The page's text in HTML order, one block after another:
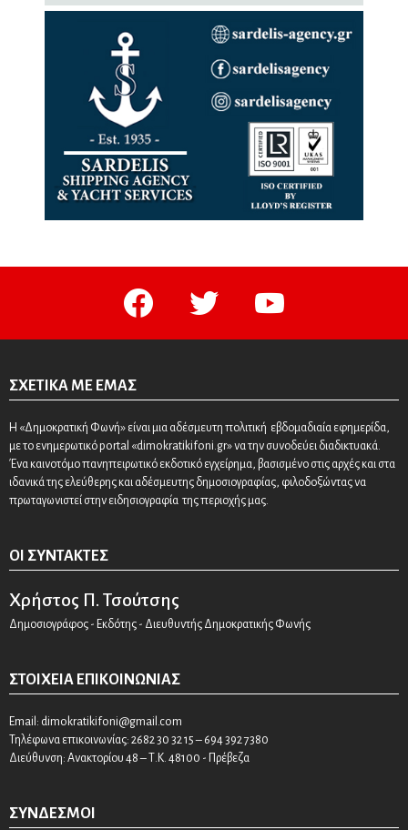
facebook twitter youtube
ΣΧΕΤΙΚΆ ΜΕ ΕΜΆΣ
Η «Δημοκρατική Φωνή» είναι μια αδέσμευτη πολιτική εβδομαδιαία εφημερίδα,
με το ενημερωτικό portal «dimokratikifoni.gr» να την συνοδεύει διαδικτυακά.
Ένα καινοτόμο πανηπειρωτικό εκδοτικό εγχείρημα, βασισμένο στις αρχές και στα
ιδανικά της ελεύθερης και αδέσμευτης δημοσιογραφίας, φιλοδοξώντας να
πρωταγωνιστεί στην ειδησιογραφία της περιοχής μας.
ΟΙ ΣΥΝΤΆΚΤΕΣ
Χρήστος Π. Τσούτσης
Δημοσιογράφος - Εκδότης - Διευθυντής Δημοκρατικής Φωνής
ΣΤΟΙΧΕΊΑ ΕΠΙΚΟΙΝΩΝΊΑΣ
Email: dimokratikifoni@gmail.com
Τηλέφωνα επικοινωνίας: 2682 30 32 15 – 694 392 7380
Διεύθυνση: Ανακτορίου 48 – Τ.Κ. 48100 - Πρέβεζα
ΣΎΝΔΕΣΜΟΙ